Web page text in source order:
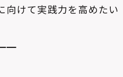
向けて実践力を高めたい